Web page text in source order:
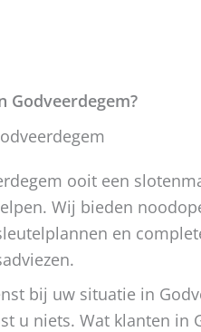
Godveerdegem?
ooit een
Wij bieden
en
bij uw situatie in
u niets. Wat klanten in